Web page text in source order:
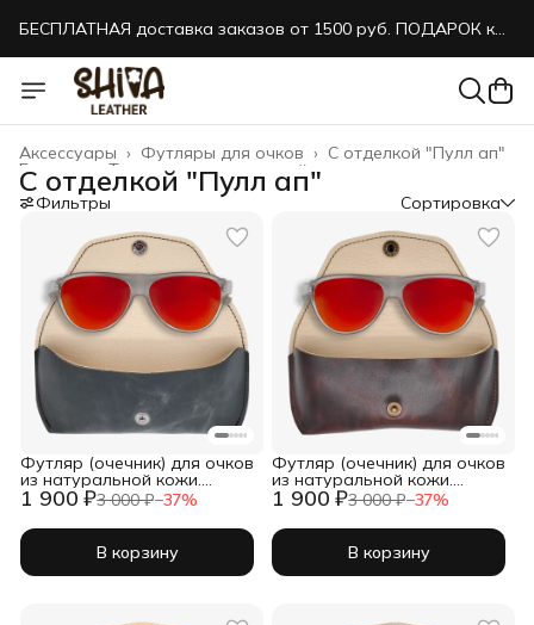
БЕСПЛАТНАЯ доставка заказов от 1500 руб. ПОДАРОК к
С отделкой "Пулл ап"
Футляры для очков ›
Аксессуары ›
Товары из натуральной кожи
Главная
С отделкой "Пулл ап"
Фильтры Сортировка
1 900 ₽3 000 ₽−37%
Футляр (очечник) для очков
из натуральной кожи.
Черный. Кейс для очков
В корзину
1 900 ₽3 000 ₽−37%
Футляр (очечник) для очков
из натуральной кожи.
Коричневый. Кейс для
очков
В корзину